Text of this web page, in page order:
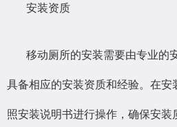
安装资质
移动厕所的安装需要由专业的
具备相应的安装资质和经验。在安
照安装说明书进行操作，确保安装